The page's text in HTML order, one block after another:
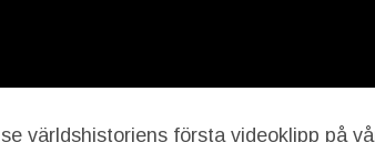
världshistoriens första videoklipp på